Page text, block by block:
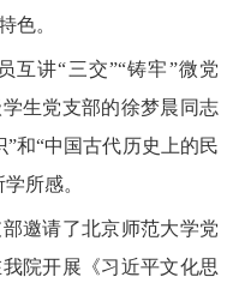
色。
互讲“三交”“铸牢”微党
生党支部的徐梦晨同志
和“中国古代历史上的民
所感。
邀请了北京师范大学党
院开展《习近平文化思